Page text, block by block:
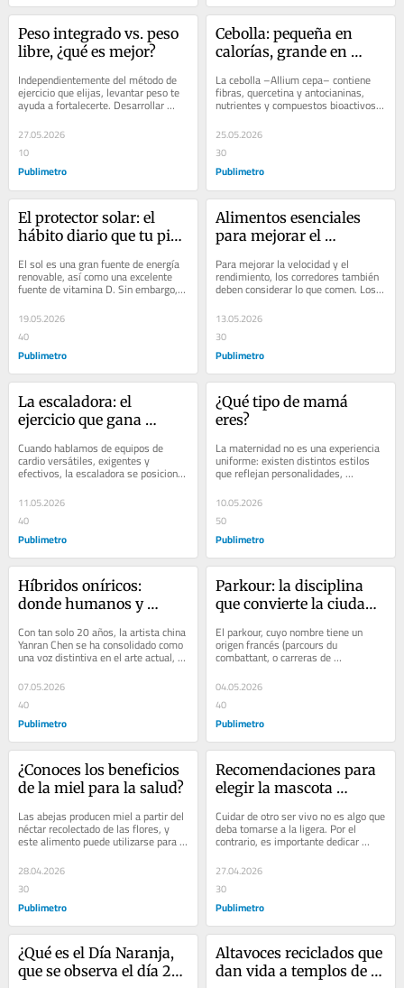
Peso integrado vs. peso
libre, ¿qué es mejor?
Independientemente del método de
ejercicio que elijas, levantar peso te
ayuda a fortalecerte. Desarrollar
músculo mediante el entrenamiento
de...
27.05.2026
10
Publimetro
Cebolla: pequeña en
calorías, grande en
La cebolla –Allium cepa– contiene
fibras, quercetina y antocianinas,
nutrientes y compuestos bioactivos
con propiedades prebióticas,...
25.05.2026
30
Publimetro
El protector solar: el
hábito diario que tu piel
El sol es una gran fuente de energía
renovable, así como una excelente
fuente de vitamina D. Sin embargo,
exponerse a sus efectos de forma...
19.05.2026
40
Publimetro
Alimentos esenciales
para mejorar el
corredores
Para mejorar la velocidad y el
rendimiento, los corredores también
deben considerar lo que comen. Los
alimentos adecuados en el momento
adecuado...
13.05.2026
30
Publimetro
La escaladora: el
ejercicio que gana
beneficios
Cuando hablamos de equipos de
cardio versátiles, exigentes y
efectivos, la escaladora se posiciona
como una de las opciones más
completas para...
11.05.2026
40
Publimetro
¿Qué tipo de mamá
eres?
La maternidad no es una experiencia
uniforme: existen distintos estilos
que reflejan personalidades,
contextos y formas de entender la
crianza. Desde...
10.05.2026
50
Publimetro
Híbridos oníricos:
donde humanos y
en uno
Con tan solo 20 años, la artista china
Yanran Chen se ha consolidado como
una voz distintiva en el arte actual,
donde...
07.05.2026
40
Publimetro
Parkour: la disciplina
que convierte la ciudad
movimiento
El parkour, cuyo nombre tiene un
origen francés (parcours du
combattant, o carreras de
obstáculos), es una disciplina que se
basa en el...
04.05.2026
40
Publimetro
¿Conoces los beneficios
de la miel para la salud?
Las abejas producen miel a partir del
néctar recolectado de las flores, y
este alimento puede utilizarse para
preparar jarabes o tés, o incluso
como...
28.04.2026
30
Publimetro
Recomendaciones para
elegir la mascota
Cuidar de otro ser vivo no es algo que
deba tomarse a la ligera. Por el
contrario, es importante dedicar
tiempo a reflexionar sobre tus
necesidades y...
27.04.2026
30
Publimetro
¿Qué es el Día Naranja,
que se observa el día 25
Altavoces reciclados que
dan vida a templos de